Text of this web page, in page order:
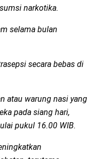
narkotika.
selama bulan
secara bebas di
atau warung nasi yang
pada siang hari,
pukul 16.00 WIB.